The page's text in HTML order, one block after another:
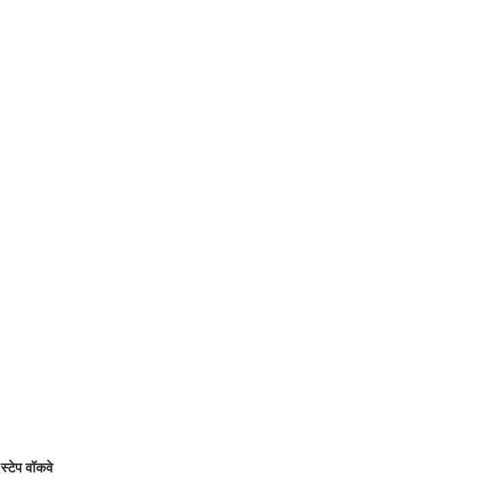
स्टेप वॉकवे